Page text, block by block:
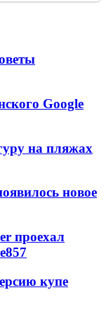
Google
на пляжах
новое
проехал
857
купе